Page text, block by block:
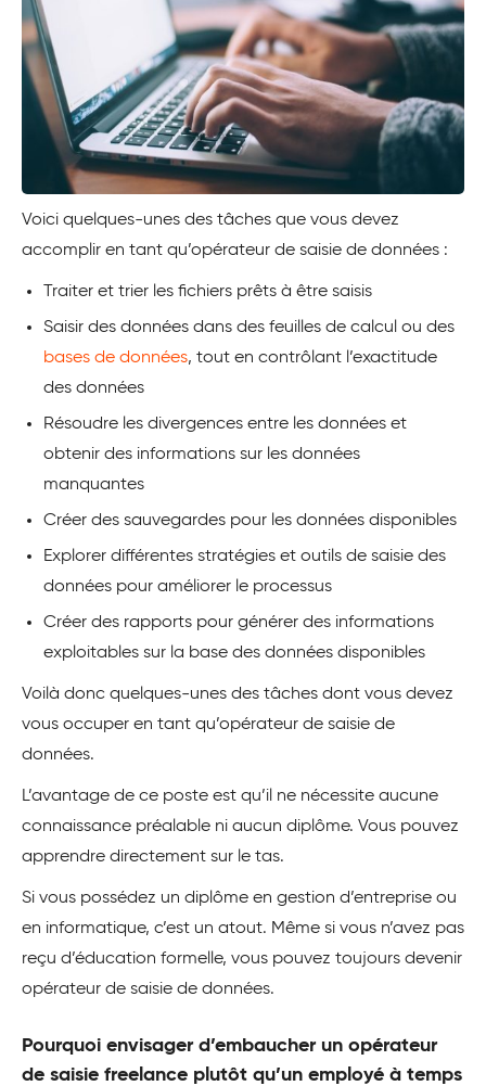
Voici quelques-unes des tâches que vous devez
accomplir en tant qu’opérateur de saisie de données :
Traiter et trier les fichiers prêts à être saisis
Saisir des données dans des feuilles de calcul ou des
bases de données, tout en contrôlant l’exactitude
des données
Résoudre les divergences entre les données et
obtenir des informations sur les données
manquantes
Créer des sauvegardes pour les données disponibles
Explorer différentes stratégies et outils de saisie des
données pour améliorer le processus
Créer des rapports pour générer des informations
exploitables sur la base des données disponibles
Voilà donc quelques-unes des tâches dont vous devez
vous occuper en tant qu’opérateur de saisie de
données.
L’avantage de ce poste est qu’il ne nécessite aucune
connaissance préalable ni aucun diplôme. Vous pouvez
apprendre directement sur le tas.
Si vous possédez un diplôme en gestion d’entreprise ou
en informatique, c’est un atout. Même si vous n’avez pas
reçu d’éducation formelle, vous pouvez toujours devenir
opérateur de saisie de données.
Pourquoi envisager d’embaucher un opérateur
de saisie freelance plutôt qu’un employé à temps